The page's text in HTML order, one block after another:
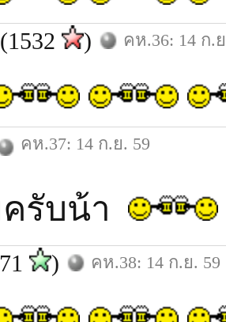
(1532 ) คห.36: 14 ก.
คห.37: 14 ก.ย. 59
รับน้า
) คห.38: 14 ก.ย. 59